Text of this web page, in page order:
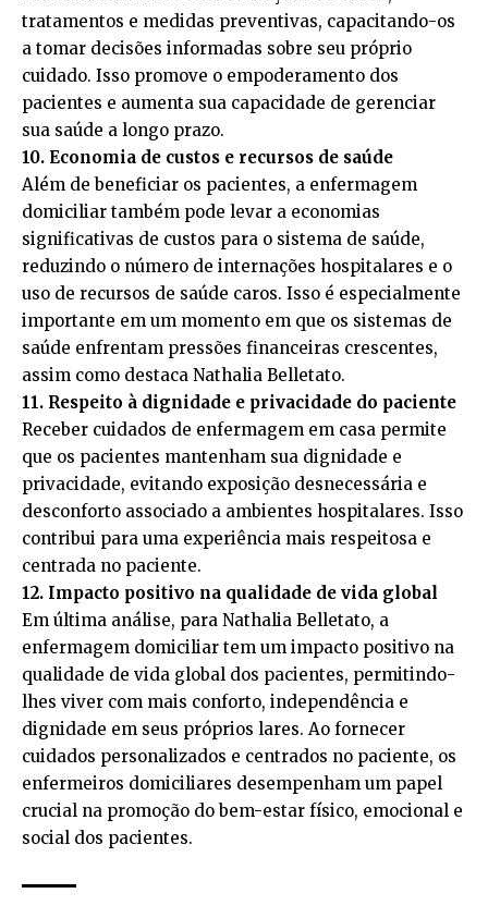
tratamentos e medidas preventivas, capacitando-os
a tomar decisões informadas sobre seu próprio
cuidado. Isso promove o empoderamento dos
pacientes e aumenta sua capacidade de gerenciar
sua saúde a longo prazo.
10. Economia de custos e recursos de saúde
Além de beneficiar os pacientes, a enfermagem
domiciliar também pode levar a economias
significativas de custos para o sistema de saúde,
reduzindo o número de internações hospitalares e o
uso de recursos de saúde caros. Isso é especialmente
importante em um momento em que os sistemas de
saúde enfrentam pressões financeiras crescentes,
assim como destaca Nathalia Belletato.
11. Respeito à dignidade e privacidade do paciente
Receber cuidados de enfermagem em casa permite
que os pacientes mantenham sua dignidade e
privacidade, evitando exposição desnecessária e
desconforto associado a ambientes hospitalares. Isso
contribui para uma experiência mais respeitosa e
centrada no paciente.
12. Impacto positivo na qualidade de vida global
Em última análise, para Nathalia Belletato, a
enfermagem domiciliar tem um impacto positivo na
qualidade de vida global dos pacientes, permitindo-
lhes viver com mais conforto, independência e
dignidade em seus próprios lares. Ao fornecer
cuidados personalizados e centrados no paciente, os
enfermeiros domiciliares desempenham um papel
crucial na promoção do bem-estar físico, emocional e
social dos pacientes.